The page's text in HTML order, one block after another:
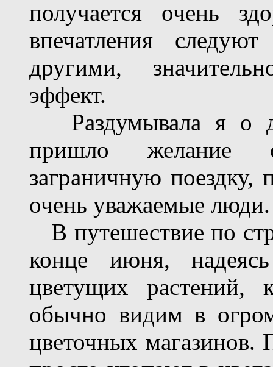
получается очень
впечатления
другими,
эффект.
Раздумывала я о
пришло желание
заграничную поездку,
очень уважаемые люди.
В путешествие по
конце июня,
цветущих
обычно видим в
цветочных магазинов.